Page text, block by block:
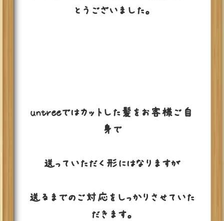
とうございました。
untreeではカットした髪をお客様ご自
身で
送っていただく形にはなりますが
送るまでのご対応をしっかりさせていた
だきます。